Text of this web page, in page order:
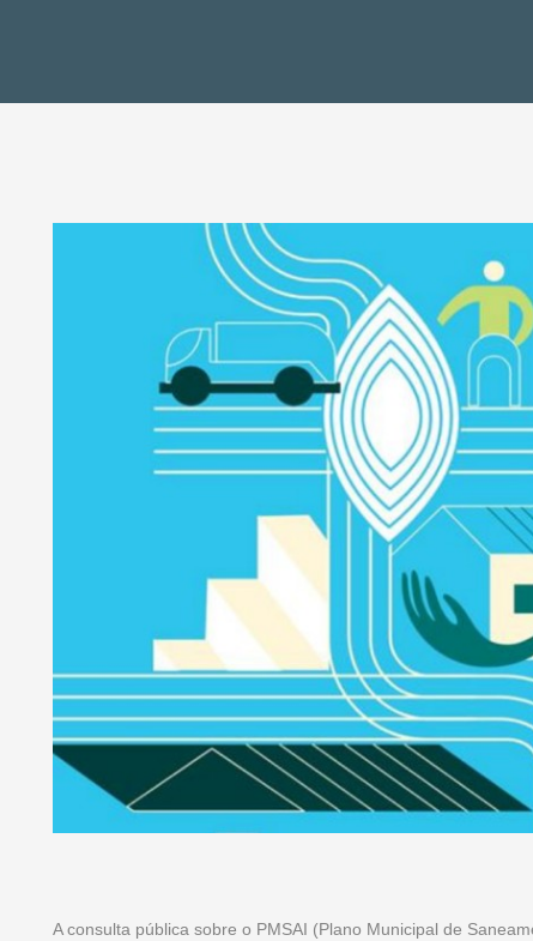
A consulta pública sobre o PMSAI (Plano Municipal de